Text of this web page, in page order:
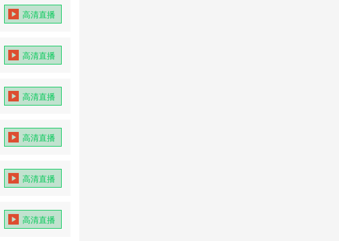
高清直播
高清直播
高清直播
高清直播
高清直播
高清直播